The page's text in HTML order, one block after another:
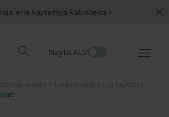
eriä käytettyjä kalusteita
Näytä ALV